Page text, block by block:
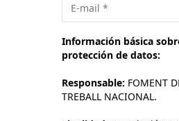
Información básica
protección de datos:
Responsable: FOMENT
TREBALL NACIONAL.